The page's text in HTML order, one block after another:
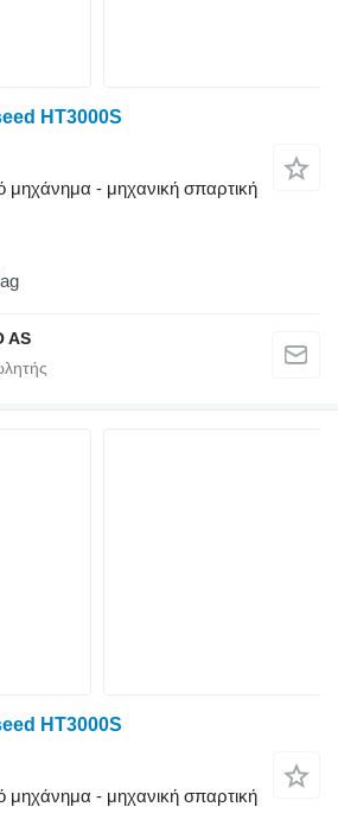
HT3000S
μηχάνημα - μηχανική σπαρτική
AS
HT3000S
μηχάνημα - μηχανική σπαρτική